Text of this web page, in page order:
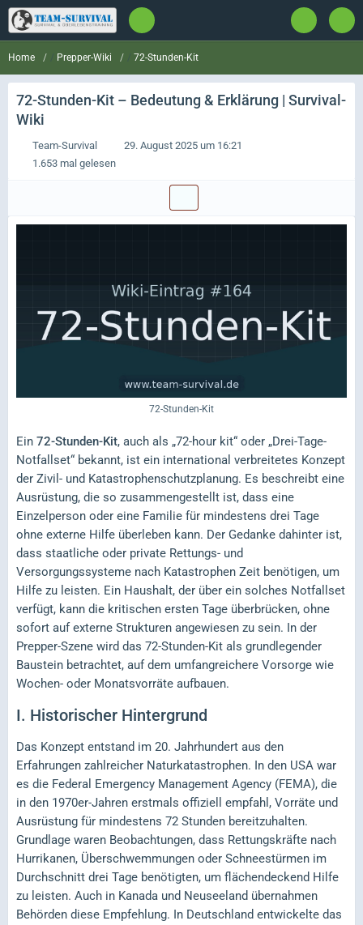
Home Prepper-Wiki 72-Stunden-Kit
72-Stunden-Kit – Bedeutung & Erklärung | Survival-
Wiki
Team-Survival
29. August 2025 um 16:21
1.653 mal gelesen
72-Stunden-Kit
Ein 72-Stunden-Kit, auch als „72-hour kit“ oder „Drei-Tage-
Notfallset“ bekannt, ist ein international verbreitetes Konzept
der Zivil- und Katastrophenschutzplanung. Es beschreibt eine
Ausrüstung, die so zusammengestellt ist, dass eine
Einzelperson oder eine Familie für mindestens drei Tage
ohne externe Hilfe überleben kann. Der Gedanke dahinter ist,
dass staatliche oder private Rettungs- und
Versorgungssysteme nach Katastrophen Zeit benötigen, um
Hilfe zu leisten. Ein Haushalt, der über ein solches Notfallset
verfügt, kann die kritischen ersten Tage überbrücken, ohne
sofort auf externe Strukturen angewiesen zu sein. In der
Prepper-Szene wird das 72-Stunden-Kit als grundlegender
Baustein betrachtet, auf dem umfangreichere Vorsorge wie
Wochen- oder Monatsvorräte aufbauen.
I. Historischer Hintergrund
Das Konzept entstand im 20. Jahrhundert aus den
Erfahrungen zahlreicher Naturkatastrophen. In den USA war
es die Federal Emergency Management Agency (FEMA), die
in den 1970er-Jahren erstmals offiziell empfahl, Vorräte und
Ausrüstung für mindestens 72 Stunden bereitzuhalten.
Grundlage waren Beobachtungen, dass Rettungskräfte nach
Hurrikanen, Überschwemmungen oder Schneestürmen im
Durchschnitt drei Tage benötigten, um flächendeckend Hilfe
zu leisten. Auch in Kanada und Neuseeland übernahmen
Behörden diese Empfehlung. In Deutschland entwickelte das